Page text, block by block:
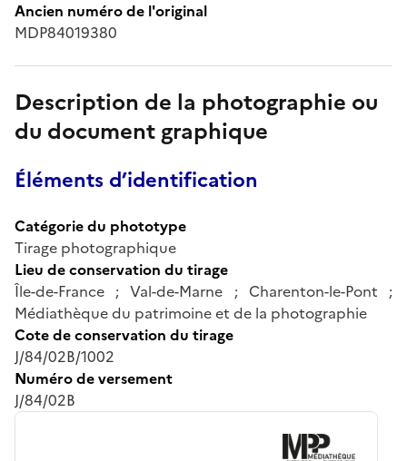
Ancien numéro de l'original
MDP84019380
Description de la photographie ou
du document graphique
Éléments d’identification
Catégorie du phototype
Tirage photographique
Lieu de conservation du tirage
Île-de-France ; Val-de-Marne ; Charenton-le-Pont ;
Médiathèque du patrimoine et de la photographie
Cote de conservation du tirage
J/84/02B/1002
Numéro de versement
J/84/02B